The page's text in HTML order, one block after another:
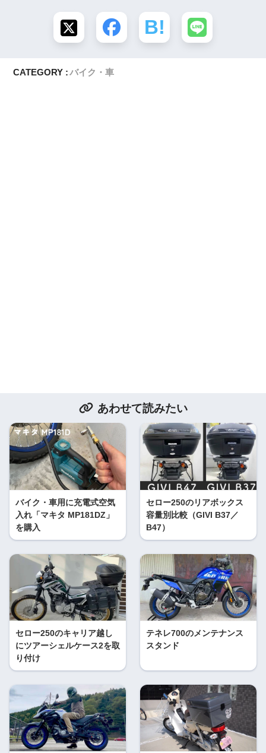
CATEGORY :バイク・車
あわせて読みたい
バイク・車用に充電式空気
入れ「マキタ MP181DZ」
を購入
セロー250のリアボックス
容量別比較（GIVI B37／
B47）
セロー250のキャリア越し
にツアーシェルケース2を取
り付け
テネレ700のメンテナンス
スタンド